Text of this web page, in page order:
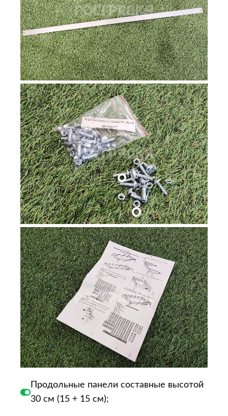
Продольные панели составные высотой
30 см (15 + 15 см);